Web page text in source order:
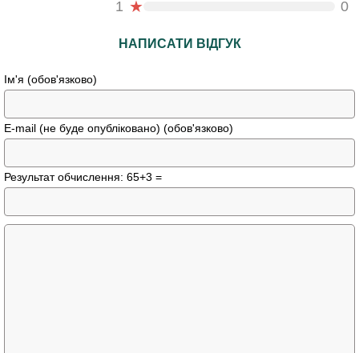
1 ★ 0
НАПИСАТИ ВІДГУК
Ім'я (обов'язково)
E-mail (не буде опубліковано) (обов'язково)
Результат обчислення: 65+3 =